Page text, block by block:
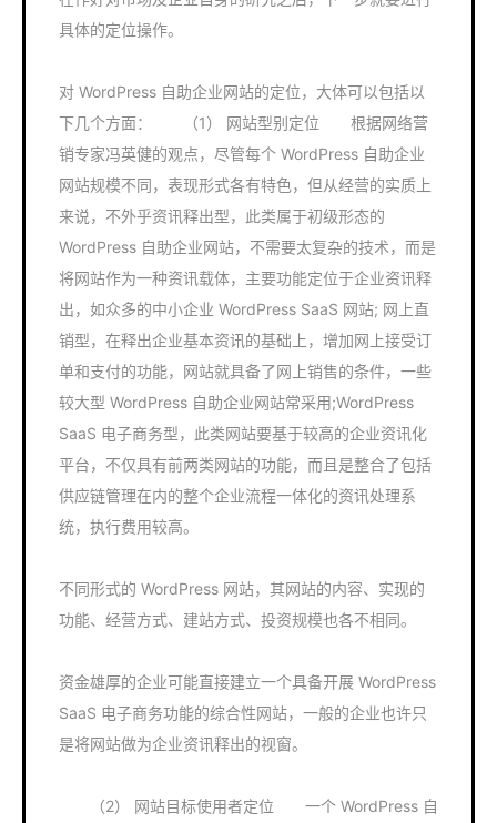
具体的定位操作。
对 WordPress 自助企业网站的定位，大体可以包括以
下几个方面： （1） 网站型别定位 根据网络营
销专家冯英健的观点，尽管每个 WordPress 自助企业
网站规模不同，表现形式各有特色，但从经营的实质上
来说，不外乎资讯释出型，此类属于初级形态的
WordPress 自助企业网站，不需要太复杂的技术，而是
将网站作为一种资讯载体，主要功能定位于企业资讯释
出，如众多的中小企业 WordPress SaaS 网站; 网上直
销型，在释出企业基本资讯的基础上，增加网上接受订
单和支付的功能，网站就具备了网上销售的条件，一些
较大型 WordPress 自助企业网站常采用;WordPress
SaaS 电子商务型，此类网站要基于较高的企业资讯化
平台，不仅具有前两类网站的功能，而且是整合了包括
供应链管理在内的整个企业流程一体化的资讯处理系
统，执行费用较高。
不同形式的 WordPress 网站，其网站的内容、实现的
功能、经营方式、建站方式、投资规模也各不相同。
资金雄厚的企业可能直接建立一个具备开展 WordPress
SaaS 电子商务功能的综合性网站，一般的企业也许只
是将网站做为企业资讯释出的视窗。
（2） 网站目标使用者定位 一个 WordPress 自